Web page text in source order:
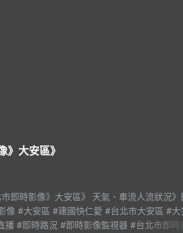
》大安區》
即時影像》大安區》 天氣、車流人流狀況》
像 #大安區 #建國快仁愛 #台北市大安區 #大
播 #即時路況 #即時影像監視器 #台北市即